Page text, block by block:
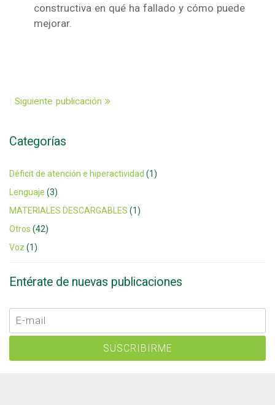
constructiva en qué ha fallado y cómo puede
mejorar.
Siguiente publicación
Categorías
Déficit de atención e hiperactividad (1)
Lenguaje (3)
MATERIALES DESCARGABLES (1)
Otros (42)
Voz (1)
Entérate de nuevas publicaciones